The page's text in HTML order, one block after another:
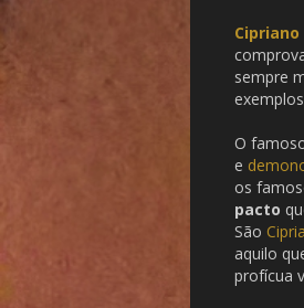
Cipriano
sempre
O
e
os
pacto
São
aquilo
profícua